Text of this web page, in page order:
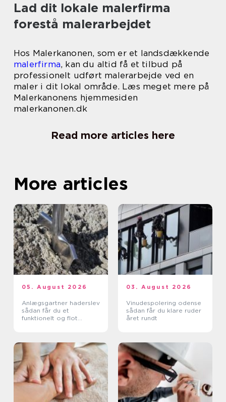
Lad dit lokale malerfirma
forestå malerarbejdet
Hos Malerkanonen, som er et landsdækkende
malerfirma, kan du altid få et tilbud på
professionelt udført malerarbejde ved en
maler i dit lokal område. Læs meget mere på
Malerkanonens hjemmesiden
malerkanonen.dk
Read more articles here
More articles
05. August 2026
Anlægsgartner haderslev
sådan får du et
funktionelt og flot
03. August 2026
Vinudespolering odense
sådan får du klare ruder
året rundt